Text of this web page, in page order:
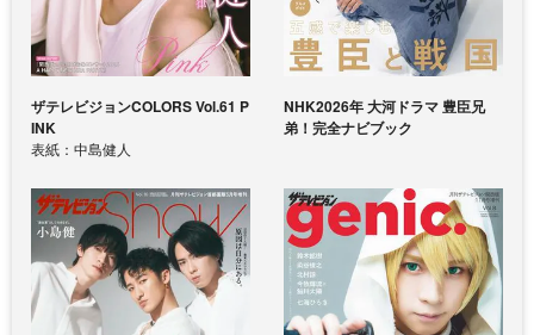
ザテレビジョンCOLORS Vol.61 P
INK
表紙：中島健人
NHK2026年 大河ドラマ 豊臣兄
弟！完全ナビブック